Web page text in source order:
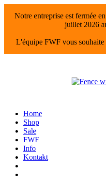
Notre entreprise est fermée
juillet 2026
L'équipe FWF vous souhaite
Home
Shop
Sale
FWF
Info
Kontakt